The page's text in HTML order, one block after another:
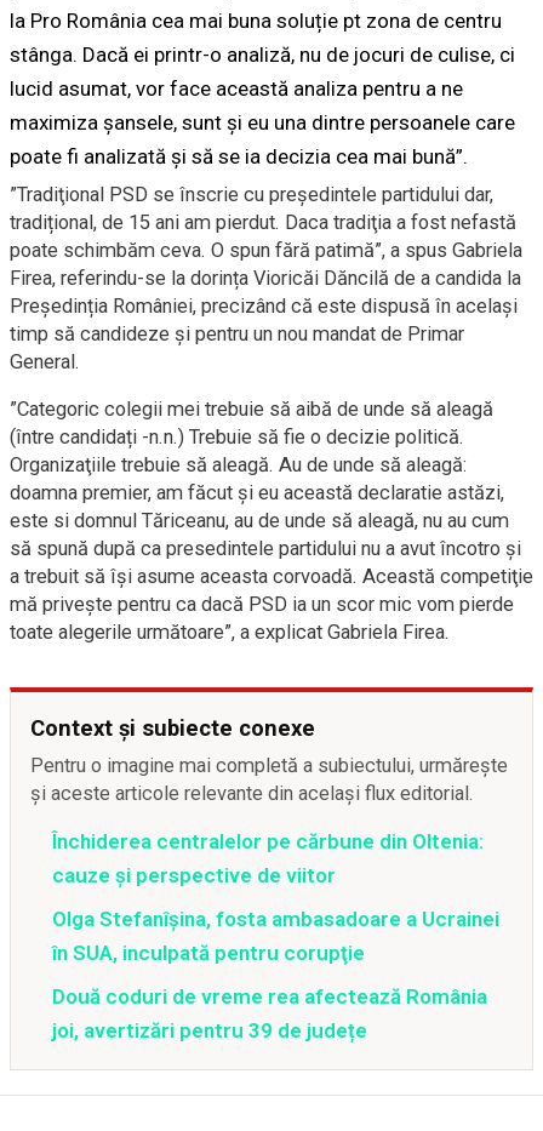
la Pro România cea mai buna soluție pt zona de centru
stânga. Dacă ei printr-o analiză, nu de jocuri de culise, ci
lucid asumat, vor face această analiza pentru a ne
maximiza șansele, sunt și eu una dintre persoanele care
poate fi analizată și să se ia decizia cea mai bună”.
”Tradiţional PSD se înscrie cu preşedintele partidului dar,
tradițional, de 15 ani am pierdut. Daca tradiţia a fost nefastă
poate schimbăm ceva. O spun fără patimă”, a spus Gabriela
Firea, referindu-se la dorința Vioricăi Dăncilă de a candida la
Președinția României, precizând că este dispusă în același
timp să candideze și pentru un nou mandat de Primar
General.
”Categoric colegii mei trebuie să aibă de unde să aleagă
(între candidați -n.n.) Trebuie să fie o decizie politică.
Organizaţiile trebuie să aleagă. Au de unde să aleagă:
doamna premier, am făcut și eu această declaratie astăzi,
este si domnul Tăriceanu, au de unde să aleagă, nu au cum
să spună după ca presedintele partidului nu a avut încotro și
a trebuit să își asume aceasta corvoadă. Această competiţie
mă priveşte pentru ca dacă PSD ia un scor mic vom pierde
toate alegerile următoare”, a explicat Gabriela Firea.
Context și subiecte conexe
Pentru o imagine mai completă a subiectului, urmărește
și aceste articole relevante din același flux editorial.
Închiderea centralelor pe cărbune din Oltenia:
cauze și perspective de viitor
Olga Stefanîşina, fosta ambasadoare a Ucrainei
în SUA, inculpată pentru corupţie
Două coduri de vreme rea afectează România
joi, avertizări pentru 39 de județe